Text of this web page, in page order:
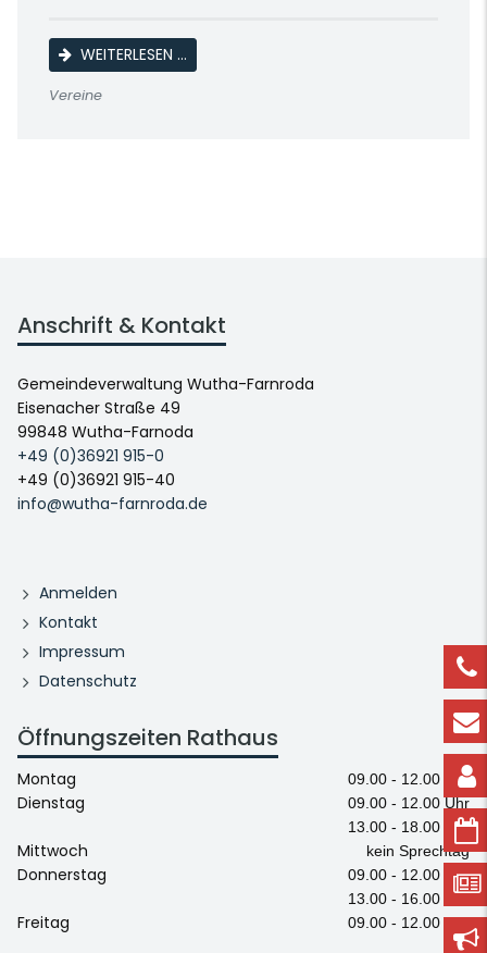
WEITERLESEN …WÖCHENTLICHES TRAINING
Vereine
Anschrift & Kontakt
Gemeindeverwaltung Wutha-Farnroda
Eisenacher Straße 49
99848 Wutha-Farnoda
+49 (0)36921 915-0
+49 (0)36921 915-40
info@wutha-farnroda.de
Anmelden
Kontakt
Impressum
Datenschutz
Öffnungszeiten Rathaus
Montag 09.00 - 12.00 Uhr
Dienstag
09.00 - 12.00 Uhr
13.00 - 18.00 Uhr
Mittwoch kein Sprechtag
Donnerstag
09.00 - 12.00 Uhr
13.00 - 16.00 Uhr
Freitag 09.00 - 12.00 Uhr